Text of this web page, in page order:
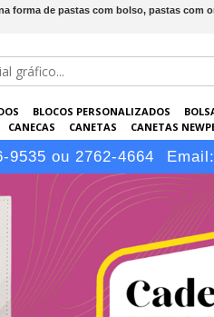
forma de pastas com bolso, pastas com
BLOCOS PERSONALIZADOS
CANECAS CANETAS CANETAS
ESCRITÓRIO EVENTOS
LÁPIS
9535 ou 2762-4664 Email: